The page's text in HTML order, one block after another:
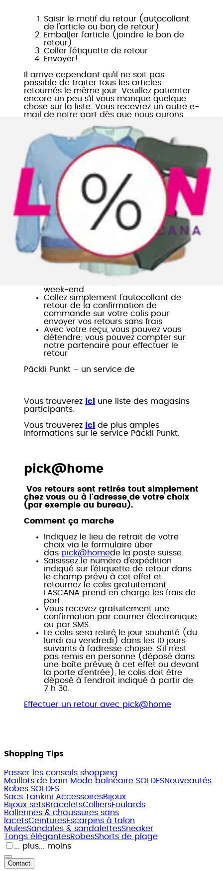
Saisir le motif du retour (autocollant
de l'article ou bon de retour)
Emballer l'article (joindre le bon de
retour)
Coller l'étiquette de retour
Envoyer!
Il arrive cependant qu’il ne soit pas
possible de traiter tous les articles
retournés le même jour. Veuillez patienter
encore un peu s’il vous manque quelque
chose sur la liste. Vous recevrez un autre e-
mail de notre part dès que nous aurons
simplement dans les prochains jours dans
la rubriqueMon comptepour avoir plus
d’informations sur le traitement de votre
retour.
Le service Päckli Punkt
Utilisez le service Päckli Punkt pour vos
retours dans l'une des 800 filiales
participantes de kiosques k, avec. et Press
& Books!
Les retours, un jeu d'enfant!
Profitez des horaires d'ouverture
étendus. Dans certains cas, vous
week-end
Collez simplement l'autocollant de
retour de la confirmation de
commande sur votre colis pour
envoyer vos retours sans frais
Avec votre reçu, vous pouvez vous
détendre; vous pouvez compter sur
notre partenaire pour effectuer le
retour
Päckli Punkt – un service de
Vous trouverez ici une liste des magasins
participants.
Vous trouverez ici de plus amples
informations sur le service Päckli Punkt.
pick@home
Vos retours sont retirés tout simplement
chez vous ou à l'adresse de votre choix
(par exemple au bureau).
Comment ça marche
Indiquez le lieu de retrait de votre
choix via le formulaire über
das pick@homede la poste suisse.
Saisissez le numéro d'expédition
indiqué sur l'étiquette de retour dans
le champ prévu à cet effet et
retournez le colis gratuitement.
LASCANA prend en charge les frais de
port.
Vous recevez gratuitement une
confirmation par courrier électronique
ou par SMS.
Le colis sera retiré le jour souhaité (du
lundi au vendredi) dans les 10 jours
suivants à l'adresse choisie. S'il n'est
pas remis en personne (déposé dans
une boîte prévue à cet effet ou devant
la porte d'entrée), le colis doit être
déposé à l'endroit indiqué à partir de
7 h 30.
Effectuer un retour avec pick@home
Shopping Tips
Passer les conseils shopping
Maillots de bain Mode balnéaire SOLDESNouveautés
Robes SOLDES
Sacs Tankini AccessoiresBijoux
Bijoux setsBraceletsColliersFoulards
Ballerines & chaussures sans
lacetsCeinturesEscarpins à talon
MulesSandales & sandalettesSneaker
Tongs élégantesRobesShorts de plage
... plus ... moins
Contact